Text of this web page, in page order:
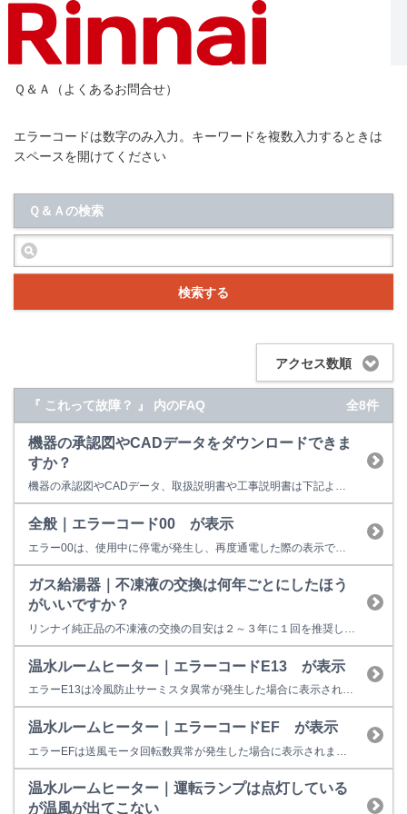
Ｑ＆Ａ（よくあるお問合せ）
エラーコードは数字のみ入力。キーワードを複数入力するときは
スペースを開けてください
Ｑ＆Ａの検索
検索する
アクセス数順
『 これって故障？ 』 内のFAQ 全8件
機器の承認図やCADデータをダウンロードできま
すか？
機器の承認図やCADデータ、取扱説明書や工事説明書は下記よりダウンロードしていただけます。 製品データダウンロード
全般｜エラーコード00 が表示
ガス給湯器｜不凍液の交換は何年ごとにしたほう
がいいですか？
リンナイ純正品の不凍液の交換の目安は２～３年に１回を推奨しています。
温水ルームヒーター｜エラーコードE13 が表示
エラーE13は冷風防止サーミスタ異常が発生した場合に表示されます。再操作してもエラーが出る場合は修理をご依頼ください。 修理料金の目安は以下のとおりです。 25,300円～37,900円（税込） 【ご注意事項】 実際の修理料金は修理員よりご案内いたします。 訪問した場合は、修理を行わなくても出張費や故障診断料などが発生します。 設置状況（高所、狭所等）や作業内容（機器の取り外...
温水ルームヒーター｜エラーコードEF が表示
温水ルームヒーター｜運転ランプは点灯している
が温風が出てこない